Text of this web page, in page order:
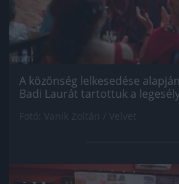
A közönség lelkesedése
Badi Laurát tartottuk a